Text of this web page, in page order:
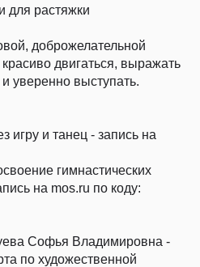
для растяжки
доброжелательной
двигаться, выражать
уверенно выступать.
игру и танец - запись на
гимнастических
на mos.ru по коду:
Софья Владимировна -
по художественной